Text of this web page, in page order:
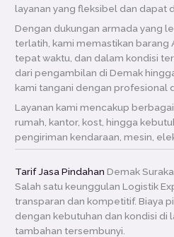
layanan yang fleksibel dan dapat
Dengan dukungan armada yang
terlatih, kami memastikan barang
tepat waktu, dan dalam kondisi
dari pengambilan di Demak
kami tangani dengan profesional
Layanan kami mencakup
rumah, kantor, kost, hingga
pengiriman kendaraan, mesin,
Tarif Jasa Pindahan Demak
Salah satu keunggulan Logistik
transparan dan kompetitif. Biaya
dengan kebutuhan dan kondisi di
tambahan tersembunyi.